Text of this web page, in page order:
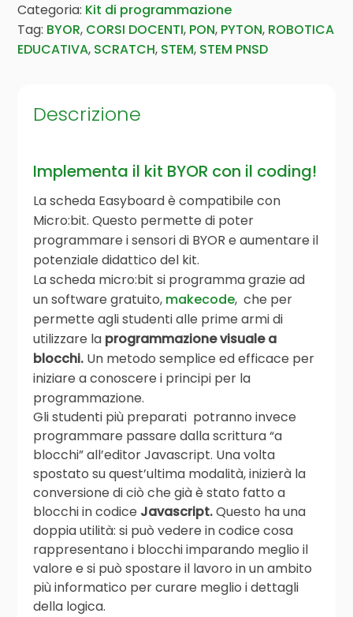
Categoria: Kit di programmazione
Tag: BYOR, CORSI DOCENTI, PON, PYTON, ROBOTICA
EDUCATIVA, SCRATCH, STEM, STEM PNSD
Descrizione
Implementa il kit BYOR con il coding!
La scheda Easyboard è compatibile con
Micro:bit. Questo permette di poter
programmare i sensori di BYOR e aumentare il
potenziale didattico del kit.
La scheda micro:bit si programma grazie ad
un software gratuito, makecode, che per
permette agli studenti alle prime armi di
utilizzare la programmazione visuale a
blocchi. Un metodo semplice ed efficace per
iniziare a conoscere i principi per la
programmazione.
Gli studenti più preparati potranno invece
programmare passare dalla scrittura “a
blocchi” all’editor Javascript. Una volta
spostato su quest’ultima modalità, inizierà la
conversione di ciò che già è stato fatto a
blocchi in codice Javascript.Questo ha una
doppia utilità: si può vedere in codice cosa
rappresentano i blocchi imparando meglio il
valore e si può spostare il lavoro in un ambito
più informatico per curare meglio i dettagli
della logica.